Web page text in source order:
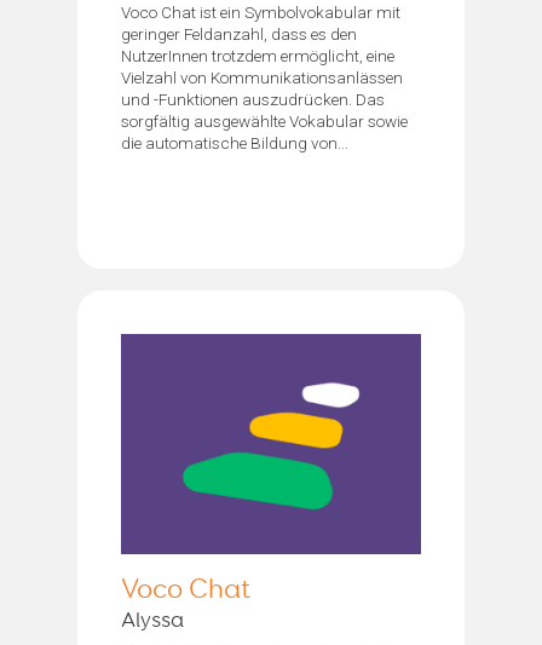
Voco Chat ist ein Symbolvokabular mit
geringer Feldanzahl, dass es den
NutzerInnen trotzdem ermöglicht, eine
Vielzahl von Kommunikationsanlässen
und -Funktionen auszudrücken. Das
sorgfältig ausgewählte Vokabular sowie
die automatische Bildung von...
Voco Chat
Alyssa